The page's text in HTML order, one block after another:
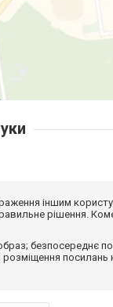
іншим
рішення.
безпосереднє
розміщення